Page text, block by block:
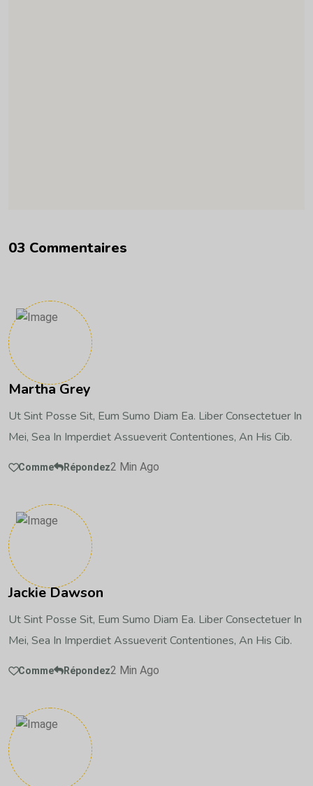
03 Commentaires
Martha Grey
Ut Sint Posse Sit, Eum Sumo Diam Ea. Liber Consectetuer In
Mei, Sea In Imperdiet Assueverit Contentiones, An His Cib.
Comme Répondez2 Min Ago
Jackie Dawson
Ut Sint Posse Sit, Eum Sumo Diam Ea. Liber Consectetuer In
Mei, Sea In Imperdiet Assueverit Contentiones, An His Cib.
Comme Répondez2 Min Ago